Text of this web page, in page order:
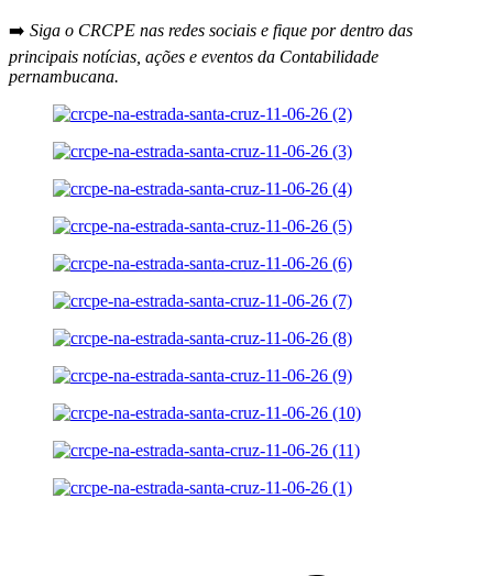
➡️ Siga o CRCPE nas redes sociais e fique por dentro das
principais notícias, ações e eventos da Contabilidade
pernambucana.